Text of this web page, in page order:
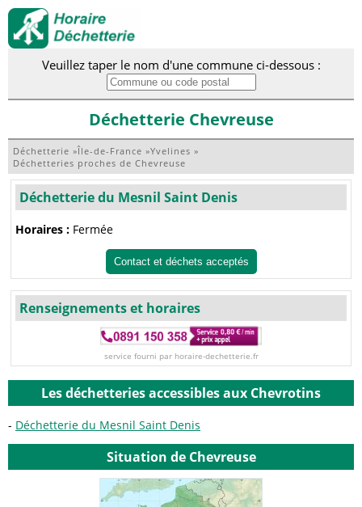
Veuillez taper le nom d'une commune ci-dessous :
Déchetterie Chevreuse
Déchetterie »Île-de-France »Yvelines »
Déchetteries proches de Chevreuse
Déchetterie du Mesnil Saint Denis
Horaires : Fermée
Contact et déchets acceptés
Renseignements et horaires
service fourni par horaire-dechetterie.fr
Les déchetteries accessibles aux Chevrotins
Déchetterie du Mesnil Saint Denis
Situation de Chevreuse